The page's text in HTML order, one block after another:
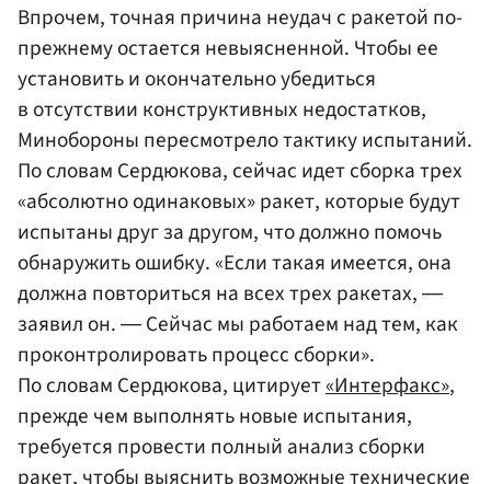
Впрочем, точная причина неудач с ракетой по-
прежнему остается невыясненной. Чтобы ее
установить и окончательно убедиться
в отсутствии конструктивных недостатков,
Минобороны пересмотрело тактику испытаний.
По словам Сердюкова, сейчас идет сборка трех
«абсолютно одинаковых» ракет, которые будут
испытаны друг за другом, что должно помочь
обнаружить ошибку. «Если такая имеется, она
должна повториться на всех трех ракетах, ―
заявил он. ― Сейчас мы работаем над тем, как
проконтролировать процесс сборки».
По словам Сердюкова, цитирует«Интерфакс»,
прежде чем выполнять новые испытания,
требуется провести полный анализ сборки
ракет, чтобы выяснить возможные технические